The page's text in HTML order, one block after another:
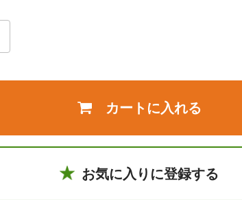
カートに入れる
お気に入りに登録する